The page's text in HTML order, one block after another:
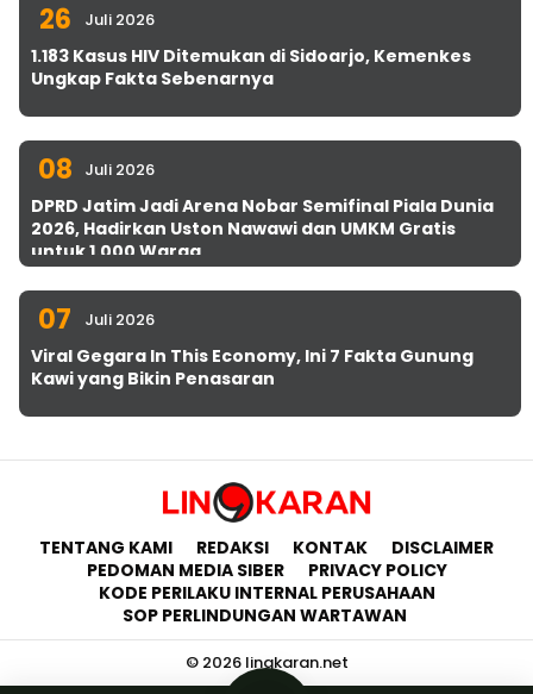
26 Juli 2026
1.183 Kasus HIV Ditemukan di Sidoarjo, Kemenkes
Ungkap Fakta Sebenarnya
08 Juli 2026
DPRD Jatim Jadi Arena Nobar Semifinal Piala Dunia
2026, Hadirkan Uston Nawawi dan UMKM Gratis
untuk 1.000 Warga
07 Juli 2026
Viral Gegara In This Economy, Ini 7 Fakta Gunung
Kawi yang Bikin Penasaran
TENTANG KAMI REDAKSI KONTAK
DISCLAIMER
PEDOMAN MEDIA SIBER
PRIVACY POLICY
KODE PERILAKU INTERNAL PERUSAHAAN
SOP PERLINDUNGAN WARTAWAN
© 2026 lingkaran.net